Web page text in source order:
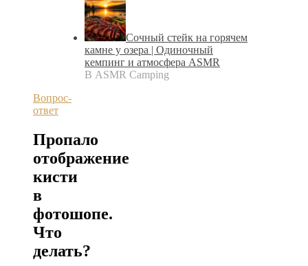
Сочный стейк на горячем
камне у озера | Одиночный
кемпинг и атмосфера ASMR
В ASMR Camping
Вопрос-
ответ
Пропало
отображение
кисти
в
фотошопе.
Что
делать?